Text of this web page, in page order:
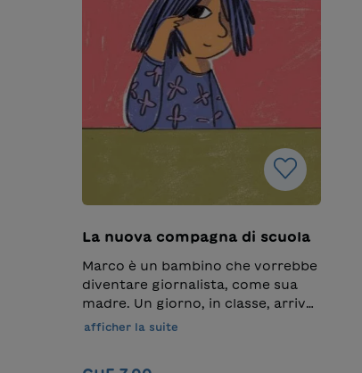
La nuova compagna di scuola
Marco è un bambino che vorrebbe
diventare giornalista, come sua
madre. Un giorno, in classe, arriva
una nuova compagna, Lailak, che
afficher la suite